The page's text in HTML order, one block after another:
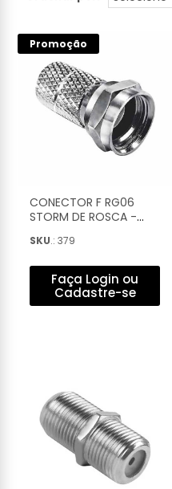
Promoção
CONECTOR F RG06
STORM DE ROSCA -
SKU.: 379
Faça Login ou
Cadastre-se